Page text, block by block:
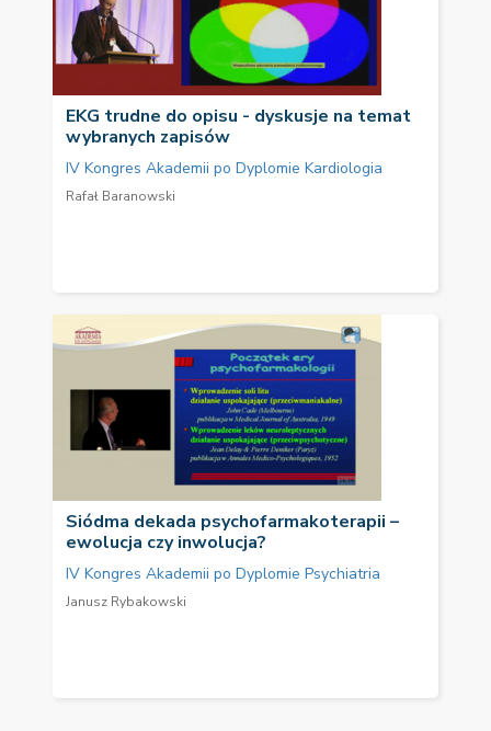
EKG trudne do opisu - dyskusje na temat
wybranych zapisów
IV Kongres Akademii po Dyplomie Kardiologia
Rafał Baranowski
Siódma dekada psychofarmakoterapii –
ewolucja czy inwolucja?
IV Kongres Akademii po Dyplomie Psychiatria
Janusz Rybakowski